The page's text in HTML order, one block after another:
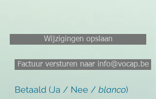
Wijzigingen opslaan
Factuur versturen naar info@vocap.be
Betaald (Ja / Nee / blanco)